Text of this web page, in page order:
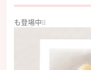
も登場中❕❕